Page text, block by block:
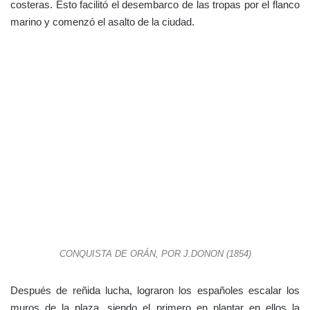
corrieron a encerrarse en las mezquitas y en algunas casas,
fortificándolas para seguir defendiéndose.
El asalto de la ciudad fue incontrolable, el frenesí del combate